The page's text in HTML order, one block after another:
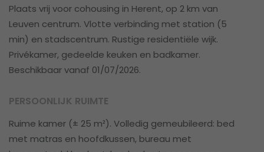
Plaats vrij voor cohousing in Herent, op 2 km van
Leuven centrum. Vlotte verbinding met station (5
min) en stadscentrum. Rustige residentiële wijk.
Privékamer, gedeelde keuken en badkamer.
Beschikbaar vanaf 01/07/2026.
PERSOONLIJK RUIMTE
Ruime kamer (± 25 m²). Volledig gemeubileerd: bed
met matras en hoofdkussen, bureau met